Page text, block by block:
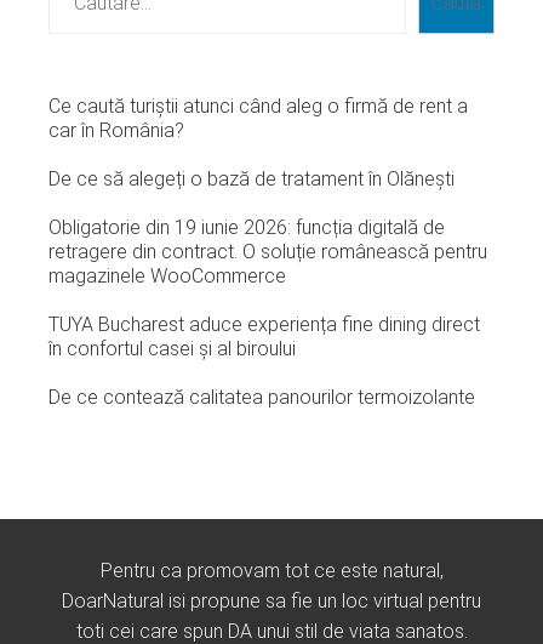
Ce caută turiștii atunci când aleg o firmă de rent a
car în România?
De ce să alegeți o bază de tratament în Olănești
Obligatorie din 19 iunie 2026: funcția digitală de
retragere din contract. O soluție românească pentru
magazinele WooCommerce
TUYA Bucharest aduce experiența fine dining direct
în confortul casei și al biroului
De ce contează calitatea panourilor termoizolante
Pentru ca promovam tot ce este natural,
DoarNatural isi propune sa fie un loc virtual pentru
toti cei care spun DA unui stil de viata sanatos.